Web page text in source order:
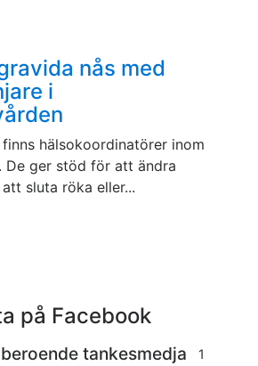
nås med
i
hälsokoordinatörer inom
De ger stöd för att ändra
sluta röka eller...
på Facebook
tankesmedja 1